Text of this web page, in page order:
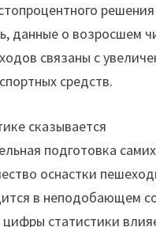
данные о возросшем
связаны с
средств.
сказывается
подготовка самих
оснастки
в неподобающем
цифры статистики